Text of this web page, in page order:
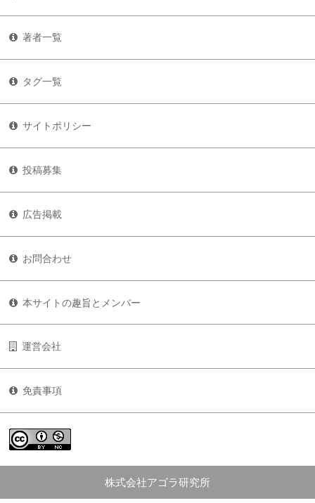
著者一覧
タグ一覧
サイトポリシー
投稿募集
広告掲載
お問合わせ
本サイトの趣旨とメンバー
運営会社
免責事項
株式会社アゴラ研究所